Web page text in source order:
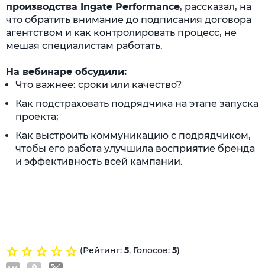
производства Ingate Performance, рассказал, на
что обратить внимание до подписания договора
агентством и как контролировать процесс, не
мешая специалистам работать.
На вебинаре обсудили:
Что важнее: сроки или качество?
Как подстраховать подрядчика на этапе запуска
проекта;
Как выстроить коммуникацию с подрядчиком,
чтобы его работа улучшила восприятие бренда
и эффективность всей кампании.
(Рейтинг: 5, Голосов: 5)